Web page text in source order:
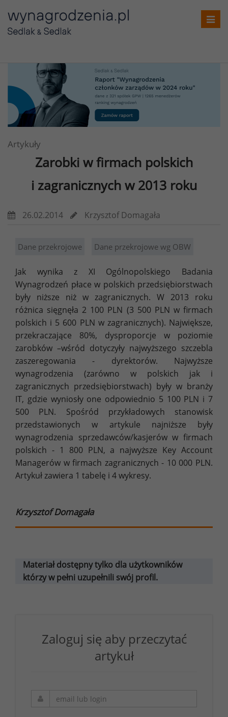
Artykuły
Zarobki w firmach polskich
i zagranicznych w 2013 roku
26.02.2014 Krzysztof Domagała
Dane przekrojowe Dane przekrojowe wg OBW
Jak wynika z XI Ogólnopolskiego Badania
Wynagrodzeń płace w polskich przedsiębiorstwach
były niższe niż w zagranicznych. W 2013 roku
różnica sięgnęła 2 100 PLN (3 500 PLN w firmach
polskich i 5 600 PLN w zagranicznych). Największe,
przekraczające 80%, dysproporcje w poziomie
zarobków –wśród dotyczyły najwyższego szczebla
zaszeregowania - dyrektorów. Najwyższe
wynagrodzenia (zarówno w polskich jak i
zagranicznych przedsiębiorstwach) były w branży
IT, gdzie wyniosły one odpowiednio 5 100 PLN i 7
500 PLN. Spośród przykładowych stanowisk
przedstawionych w artykule najniższe były
wynagrodzenia sprzedawców/kasjerów w firmach
polskich - 1 800 PLN, a najwyższe Key Account
Managerów w firmach zagranicznych - 10 000 PLN.
Artykuł zawiera 1 tabelę i 4 wykresy.
Krzysztof Domagała
Materiał dostępny tylko dla użytkowników
którzy w pełni uzupełnili swój profil.
Zaloguj się aby przeczytać
artykuł